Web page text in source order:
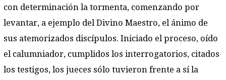
con determinación la tormenta, comenzando por
levantar, a ejemplo del Divino Maestro, el ánimo de
sus atemorizados discípulos. Iniciado el proceso, oído
el calumniador, cumplidos los interrogatorios, citados
los testigos, los jueces sólo tuvieron frente a sí la